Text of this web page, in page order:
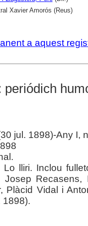
Xavier Amorós (Reus)
a aquest
periódich
jul. 1898)-Any I,
Lo lliri. Inclou
Josep
Plàcid Vidal i
1898).